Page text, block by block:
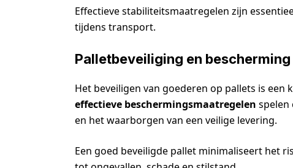
Effectieve stabiliteitsmaatregelen zijn
tijdens transport.
Palletbeveiliging en bescherming
Het beveiligen van goederen op pallets is een
effectieve beschermingsmaatregelen spelen
en het waarborgen van een veilige levering.
Een goed beveiligde pallet minimaliseert het